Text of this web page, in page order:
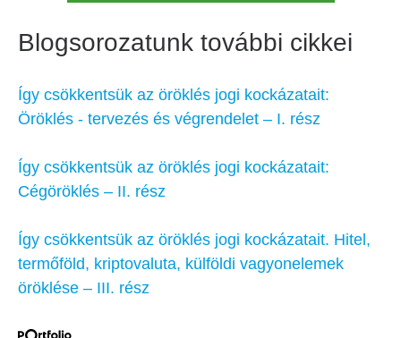
Blogsorozatunk további cikkei
Így csökkentsük az öröklés jogi kockázatait:
Öröklés - tervezés és végrendelet – I. rész
Így csökkentsük az öröklés jogi kockázatait:
Cégöröklés – II. rész
Így csökkentsük az öröklés jogi kockázatait. Hitel,
termőföld, kriptovaluta, külföldi vagyonelemek
öröklése – III. rész